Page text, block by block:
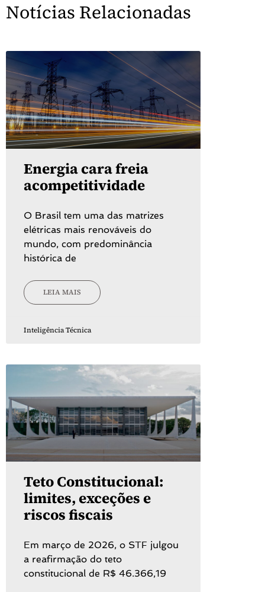
Notícias Relacionadas
Energia cara freia
acompetitividade
O Brasil tem uma das matrizes
elétricas mais renováveis do
mundo, com predominância
histórica de
LEIA MAIS
Inteligência Técnica
Teto Constitucional:
limites, exceções e
riscos fiscais
Em março de 2026, o STF julgou
a reafirmação do teto
constitucional de R$ 46.366,19